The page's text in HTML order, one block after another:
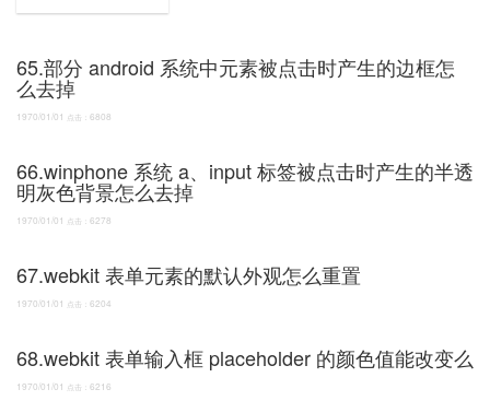
65.部分 android 系统中元素被点击时产生的边框怎
么去掉
1970/01/01 点击： 6808
66.winphone 系统 a、input 标签被点击时产生的半透
明灰色背景怎么去掉
1970/01/01 点击： 6278
67.webkit 表单元素的默认外观怎么重置
1970/01/01 点击： 6204
68.webkit 表单输入框 placeholder 的颜色值能改变么
1970/01/01 点击： 6216